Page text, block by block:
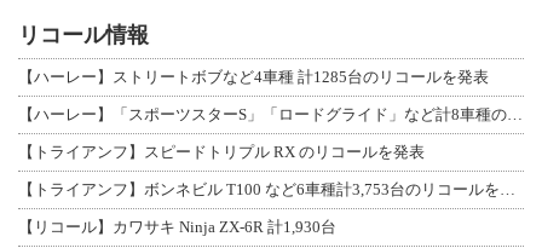
リコール情報
【ハーレー】ストリートボブなど4車種 計1285台のリコールを発表
【ハーレー】「スポーツスターS」「ロードグライド」など計8車種のリコールを発表
【トライアンフ】スピードトリプル RX のリコールを発表
【トライアンフ】ボンネビル T100 など6車種計3,753台のリコールを発表
【リコール】カワサキ Ninja ZX-6R 計1,930台